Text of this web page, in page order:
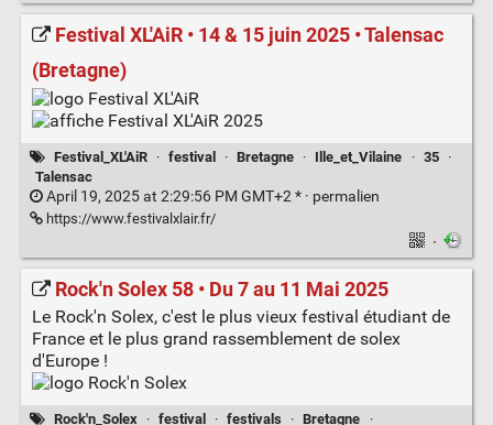
Festival XL'AiR • 14 & 15 juin 2025 • Talensac
(Bretagne)
Festival_XL'AiR · festival · Bretagne · Ille_et_Vilaine · 35
·
Talensac
April 19, 2025 at 2:29:56 PM GMT+2 * · permalien
https://www.festivalxlair.fr/
·
Rock'n Solex 58 • Du 7 au 11 Mai 2025
Le Rock'n Solex, c'est le plus vieux festival étudiant de
France et le plus grand rassemblement de solex
d'Europe !
Rock'n_Solex · festival · festivals · Bretagne
·